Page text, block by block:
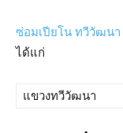
ซ่อมเปียโน ทวีวัฒนา
ได้แก่
แขวงทวีวัฒนา